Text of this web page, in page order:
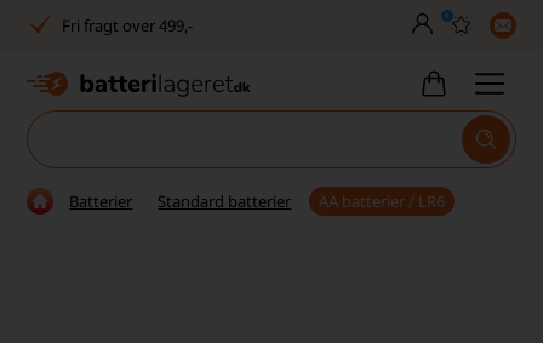
Fri fragt over 499,-
Dansk lager
0
Batterier Standard batterier AA batterier / LR6